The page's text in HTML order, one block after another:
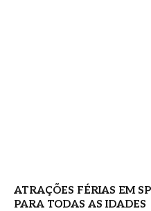
ATRAÇÕES FÉRIAS EM
PARA TODAS AS IDADES